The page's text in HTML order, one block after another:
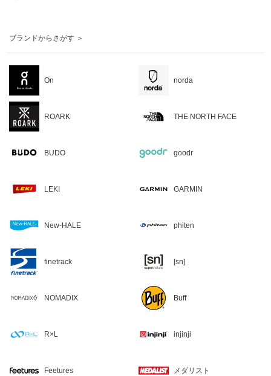
ブランドからさがす ＞
On norda
ROARK THE NORTH FACE
BUDO goodr
LEKI GARMIN
New-HALE phiten
finetrack [sn]
NOMADIX Buff
R×L injinji
Feetures メダリスト